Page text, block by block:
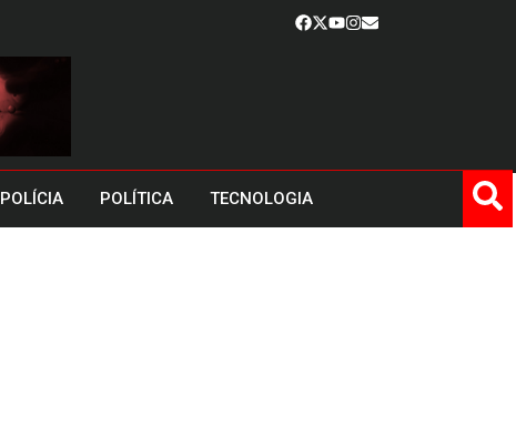
POLÍCIA POLÍTICA TECNOLOGIA